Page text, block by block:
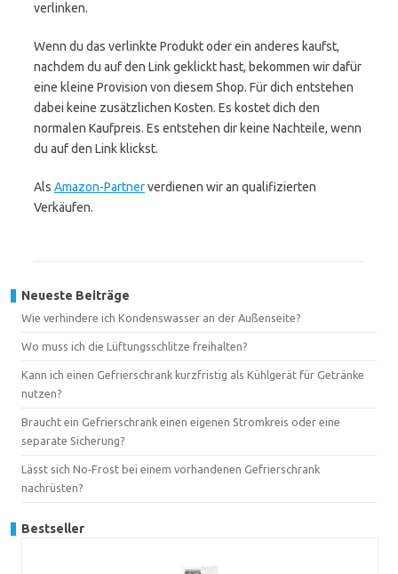
verlinken.
Wenn du das verlinkte Produkt oder ein anderes kaufst,
nachdem du auf den Link geklickt hast, bekommen wir dafür
eine kleine Provision von diesem Shop. Für dich entstehen
dabei keine zusätzlichen Kosten. Es kostet dich den
normalen Kaufpreis. Es entstehen dir keine Nachteile, wenn
du auf den Link klickst.
Als Amazon-Partnerverdienen wir an qualifizierten
Verkäufen.
Neueste Beiträge
Wie verhindere ich Kondenswasser an der Außenseite?
Wo muss ich die Lüftungsschlitze freihalten?
Kann ich einen Gefrierschrank kurzfristig als Kühlgerät für Getränke
nutzen?
Braucht ein Gefrierschrank einen eigenen Stromkreis oder eine
separate Sicherung?
Lässt sich No‑Frost bei einem vorhandenen Gefrierschrank
nachrüsten?
Bestseller